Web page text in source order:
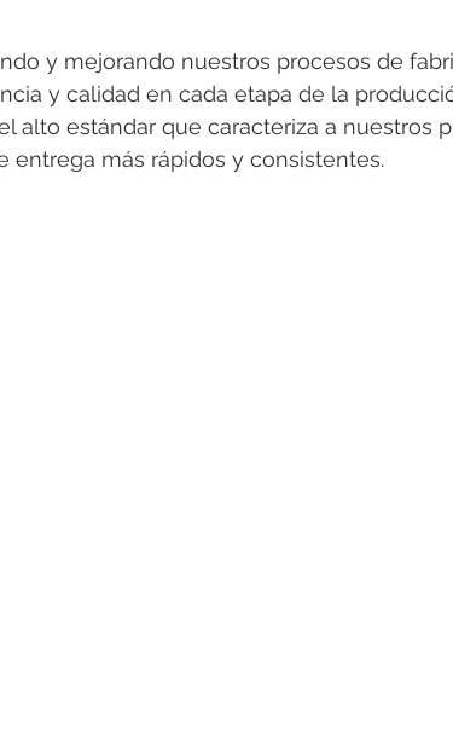
y mejorando nuestros procesos de
y calidad en cada etapa de la
alto estándar que caracteriza a nuestros
entrega más rápidos y consistentes.